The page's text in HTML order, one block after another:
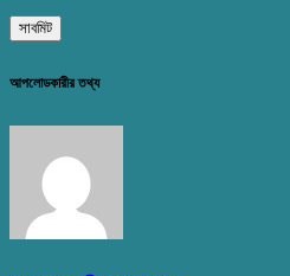
আপলোডকারীর তথ্য